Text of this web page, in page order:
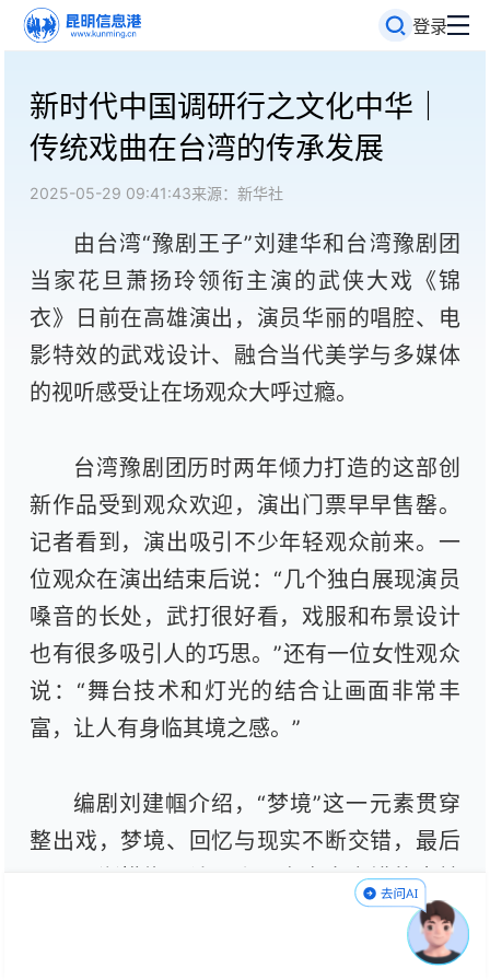
登录
新时代中国调研行之文化中华｜
传统戏曲在台湾的传承发展
2025-05-29 09:41:43来源：新华社
由台湾“豫剧王子”刘建华和台湾豫剧团
当家花旦萧扬玲领衔主演的武侠大戏《锦
衣》日前在高雄演出，演员华丽的唱腔、电
影特效的武戏设计、融合当代美学与多媒体
的视听感受让在场观众大呼过瘾。
台湾豫剧团历时两年倾力打造的这部创
新作品受到观众欢迎，演出门票早早售罄。
记者看到，演出吸引不少年轻观众前来。一
位观众在演出结束后说：“几个独白展现演员
嗓音的长处，武打很好看，戏服和布景设计
也有很多吸引人的巧思。”还有一位女性观众
说：“舞台技术和灯光的结合让画面非常丰
富，让人有身临其境之感。”
编剧刘建帼介绍，“梦境”这一元素贯穿
整出戏，梦境、回忆与现实不断交错，最后
界限逐渐模糊，让观众置身虚实交错的奇妙